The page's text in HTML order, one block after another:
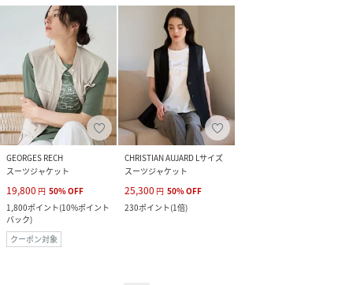
GEORGES RECH
スーツジャケット
19,800 円 50%OFF
1,800ポイント(10%ポイント
バック)
クーポン対象
CHRISTIAN AUJARD Lサイズ
スーツジャケット
25,300 円 50%OFF
230ポイント(1倍)